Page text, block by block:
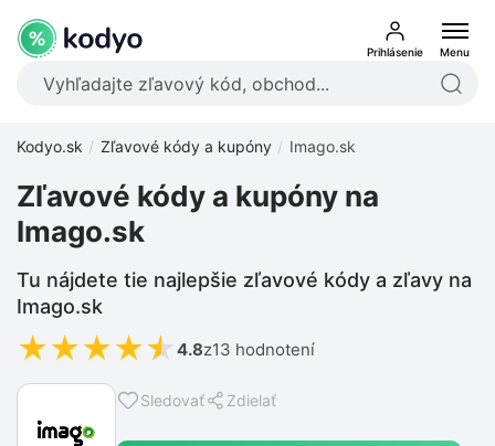
Prihlásenie Menu
Kodyo.sk Zľavové kódy a kupóny Imago.sk
Sledovať Zdielať
Zľavové kódy a kupóny na
Imago.sk
Tu nájdete tie najlepšie zľavové kódy a zľavy na
Imago.sk
★★★★★ 4.8z13 hodnotení